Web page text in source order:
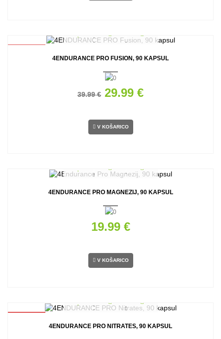
4ENDURANCE PRO FUSION, 90 KAPSUL
39.99 € 29.99 €
V KOŠARICO
4ENDURANCE PRO MAGNEZIJ, 90 KAPSUL
19.99 €
V KOŠARICO
4ENDURANCE PRO NITRATES, 90 KAPSUL